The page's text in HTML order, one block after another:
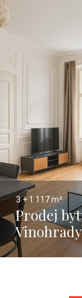
3 + 1 117 m²
Prodej
- 117 m²